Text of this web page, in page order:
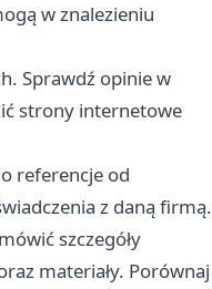
w znalezieniu
Sprawdź opinie w
strony internetowe
referencje od
z daną firmą.
szczegóły
materiały. Porównaj